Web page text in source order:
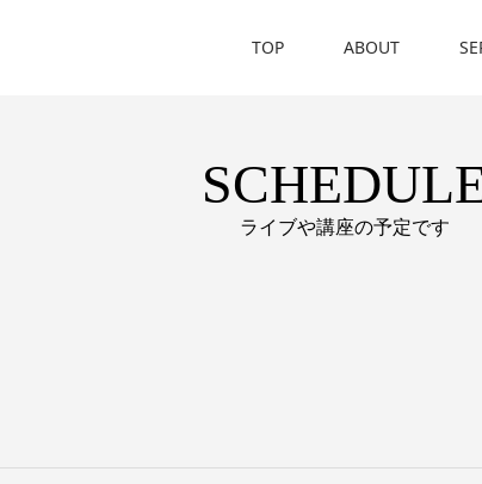
TOP ABOUT
ライブや講座の予定です